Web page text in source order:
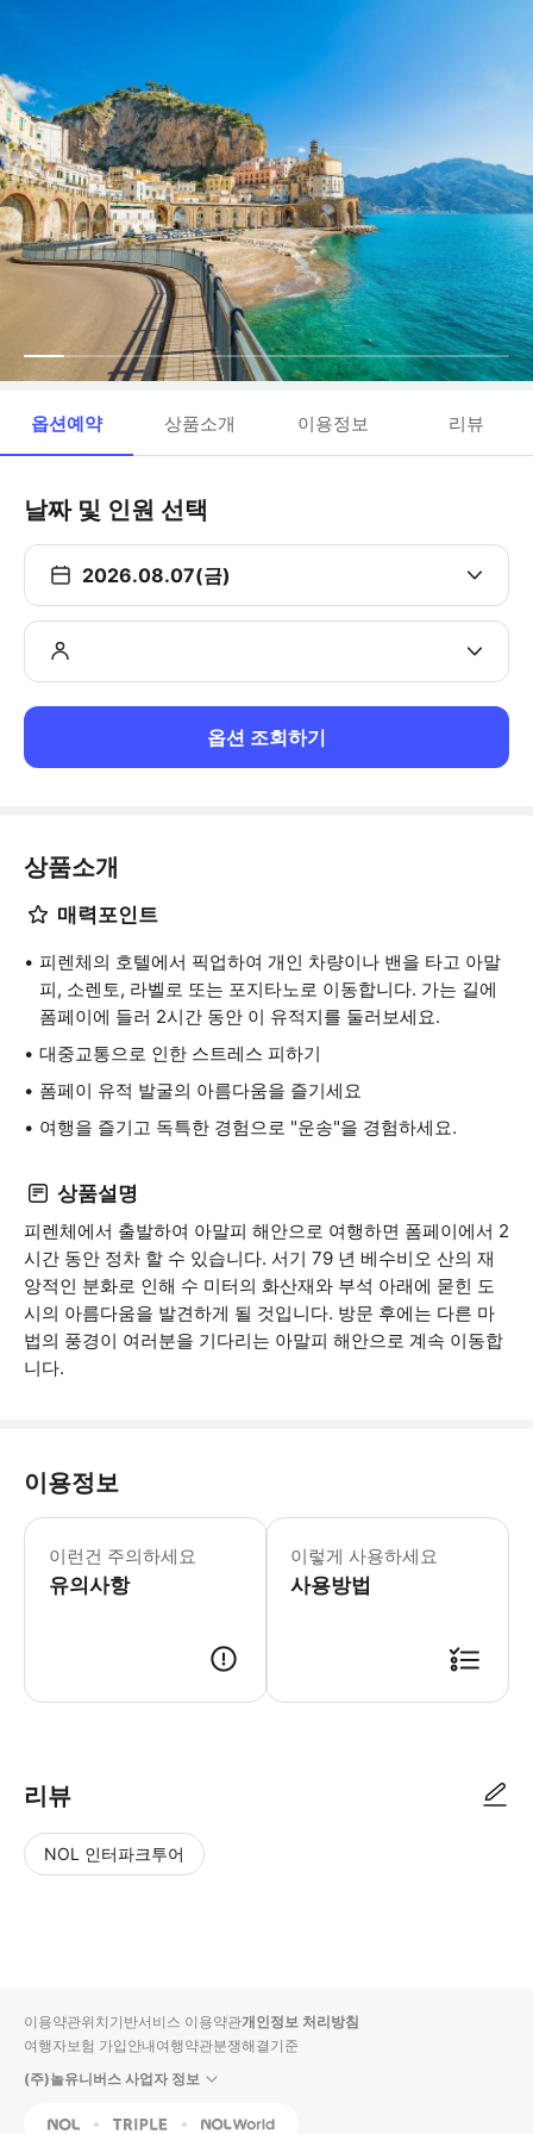
옵션예약 상품소개 이용정보 리뷰
날짜 및 인원 선택
2026.08.07(금)
옵션 조회하기
상품소개
매력포인트
피렌체의 호텔에서 픽업하여 개인 차량이나 밴을 타고 아말
피, 소렌토, 라벨로 또는 포지타노로 이동합니다. 가는 길에
폼페이에 들러 2시간 동안 이 유적지를 둘러보세요.
대중교통으로 인한 스트레스 피하기
폼페이 유적 발굴의 아름다움을 즐기세요
여행을 즐기고 독특한 경험으로 "운송"을 경험하세요.
상품설명
피렌체에서 출발하여 아말피 해안으로 여행하면 폼페이에서 2
시간 동안 정차 할 수 있습니다. 서기 79 년 베수비오 산의 재
앙적인 분화로 인해 수 미터의 화산재와 부석 아래에 묻힌 도
시의 아름다움을 발견하게 될 것입니다. 방문 후에는 다른 마
법의 풍경이 여러분을 기다리는 아말피 해안으로 계속 이동합
니다.
이용정보
이런건 주의하세요
유의사항
올바른 정보를 제공했는지 확인하세
이렇게 사용하세요
사용방법
리뷰
NOL 인터파크투어
입니
다.
순
상
이용약관위치기반서비스 이용약관개인정보 처리방침
여행자보험 가입안내여행약관분쟁해결기준
(주)놀유니버스 사업자 정보